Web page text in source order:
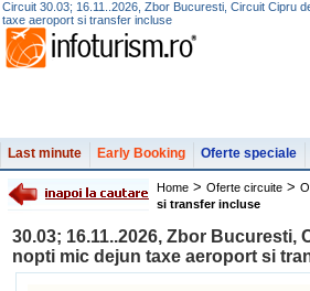
Circuit 30.03; 16.11..2026, Zbor Bucuresti, Circuit Cipru
taxe aeroport si transfer incluse
Last minute Early Booking Oferte speciale
Home > Oferte circuite >
si transfer incluse
30.03; 16.11..2026, Zbor
nopti mic dejun taxe aeroport si